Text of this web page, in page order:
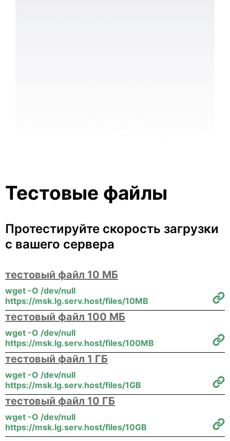
Тестовые файлы
Протестируйте скорость загрузки
с вашего сервера
тестовый файл 10 МБ
wget -O /dev/null
https://msk.lg.serv.host/files/10MB
тестовый файл 100 МБ
wget -O /dev/null
https://msk.lg.serv.host/files/100MB
тестовый файл 1 ГБ
wget -O /dev/null
https://msk.lg.serv.host/files/1GB
тестовый файл 10 ГБ
wget -O /dev/null
https://msk.lg.serv.host/files/10GB